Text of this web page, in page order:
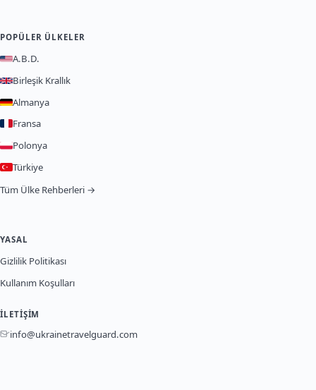
POPÜLER ÜLKELER
A.B.D.
Birleşik Krallık
Almanya
Fransa
Polonya
Türkiye
Tüm Ülke Rehberleri →
YASAL
Gizlilik Politikası
Kullanım Koşulları
İLETIŞIM
info@ukrainetravelguard.com